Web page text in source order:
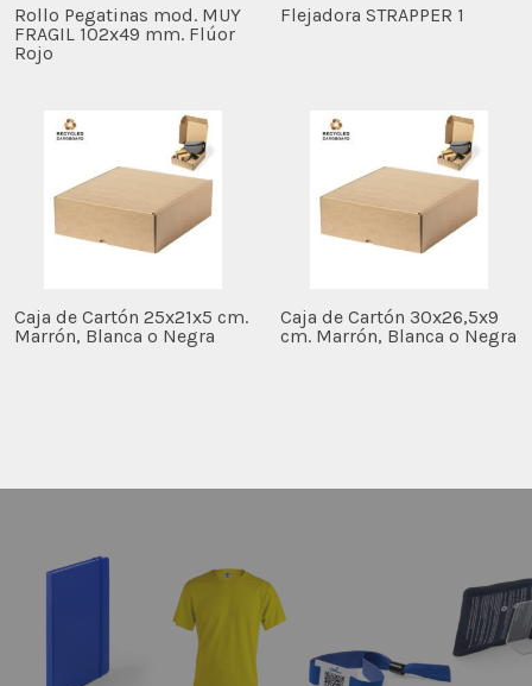
Rollo Pegatinas mod. MUY
FRAGIL 102x49 mm. Flúor
Rojo
Flejadora STRAPPER 1
Caja de Cartón 25x21x5 cm.
Marrón, Blanca o Negra
Caja de Cartón 30x26,5x9
cm. Marrón, Blanca o Negra